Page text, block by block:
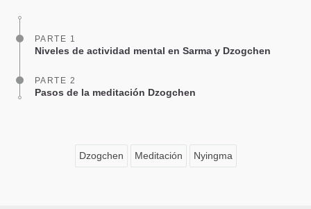
PARTE 1
Niveles de actividad mental en Sarma y Dzogchen
PARTE 2
Pasos de la meditación Dzogchen
Dzogchen Meditación Nyingma